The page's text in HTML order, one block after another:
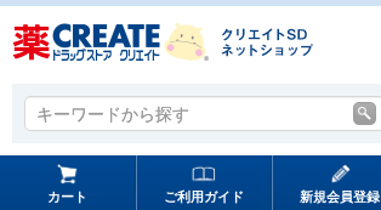
キーワードから探す
キーワードから探す
カート ご利用ガイド 新規会員登録